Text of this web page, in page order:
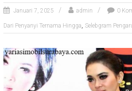
Januari 7, 2025 admin 0
Dari Penyanyi Ternama Hingga, Selebgram